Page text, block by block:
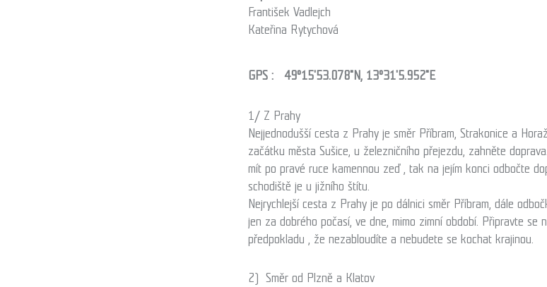
František Vadlejch
Kateřina Rytychová
GPS : 49°15'53.078"N, 13°31'5.952"E
1/ Z Prahy
Nejjednodušší cesta z Prahy je směr Příbram, Strakonice a
začátku města Sušice, u železničního přejezdu, zahněte
mít po pravé ruce kamennou zeď , tak na jejím konci odbočte
schodiště je u jižního štítu.
Nejrychlejší cesta z Prahy je po dálnici směr Příbram, dále
jen za dobrého počasí, ve dne, mimo zimní období. Připravte
předpokladu , že nezabloudíte a nebudete se kochat krajinou.
2) Směr od Plzně a Klatov